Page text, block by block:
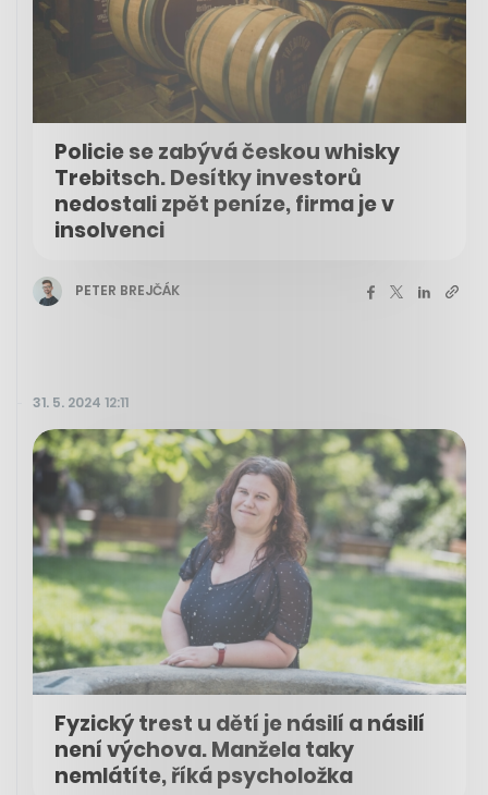
Policie se zabývá českou whisky
Trebitsch. Desítky investorů
nedostali zpět peníze, firma je v
insolvenci
PETER BREJČÁK
31. 5. 2024 12:11
Fyzický trest u dětí je násilí a násilí
není výchova. Manžela taky
nemlátíte, říká psycholožka